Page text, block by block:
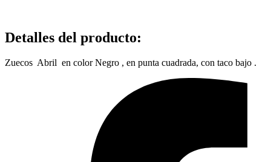
Detalles del producto:
Zuecos Abril en color Negro , en punta cuadrada, con taco bajo .